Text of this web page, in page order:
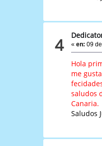
4 «en: 09
Hola
me
saludos
Canaria.
Saludos